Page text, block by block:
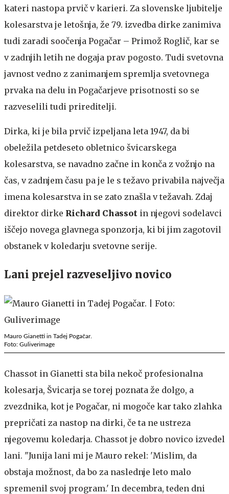
kateri nastopa prvič v karieri. Za slovenske ljubitelje
kolesarstva je letošnja, že 79. izvedba dirke zanimiva
tudi zaradi soočenja Pogačar – Primož Roglič, kar se
v zadnjih letih ne dogaja prav pogosto. Tudi svetovna
javnost vedno z zanimanjem spremlja svetovnega
prvaka na delu in Pogačarjeve prisotnosti so se
razveselili tudi prireditelji.
Dirka, ki je bila prvič izpeljana leta 1947, da bi
obeležila petdeseto obletnico švicarskega
kolesarstva, se navadno začne in konča z vožnjo na
čas, v zadnjem času pa je le s težavo privabila največja
imena kolesarstva in se zato znašla v težavah. Zdaj
direktor dirke Richard Chassot in njegovi sodelavci
iščejo novega glavnega sponzorja, ki bi jim zagotovil
obstanek v koledarju svetovne serije.
Lani prejel razveseljivo novico
Mauro Gianetti in Tadej Pogačar.
Foto: Guliverimage
Chassot in Gianetti sta bila nekoč profesionalna
kolesarja, Švicarja se torej poznata že dolgo, a
zvezdnika, kot je Pogačar, ni mogoče kar tako zlahka
prepričati za nastop na dirki, če ta ne ustreza
njegovemu koledarja. Chassot je dobro novico izvedel
lani. "Junija lani mi je Mauro rekel: 'Mislim, da
obstaja možnost, da bo za naslednje leto malo
spremenil svoj program.' In decembra, teden dni